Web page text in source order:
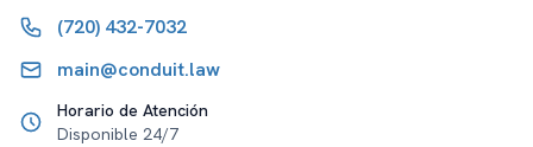
(720) 432-7032
main@conduit.law
Horario de Atención
Disponible 24/7